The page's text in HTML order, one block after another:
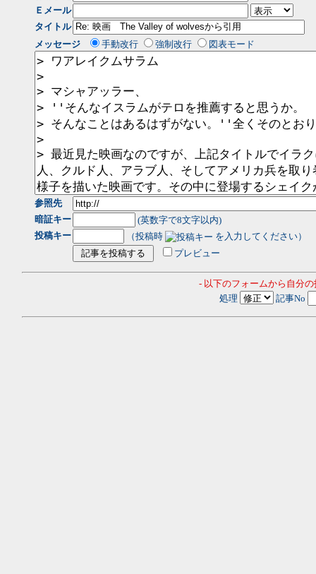
Ｅメール
タイトル
メッセージ
手動改行 強制改行 図表モード
参照先
暗証キー
(英数字で8文字以内)
投稿キー
（投稿時
を入力してください）
プレビュー
- 以下のフォームから自分
処理
記事No